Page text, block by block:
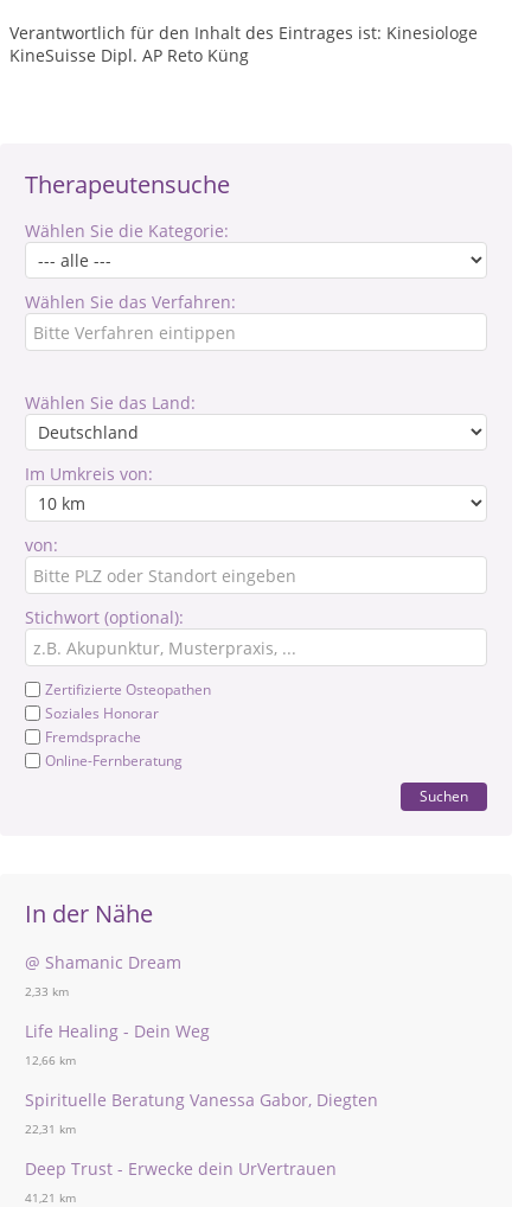
Therapeutensuche
Wählen Sie die Kategorie:
Wählen Sie das Verfahren:
Wählen Sie das Land:
Im Umkreis von:
von:
Stichwort (optional):
Zertifizierte Osteopathen
Soziales Honorar
Fremdsprache
Online-Fernberatung
Suchen
In der Nähe
@ Shamanic Dream
2,33 km
Life Healing - Dein Weg
12,66 km
Spirituelle Beratung Vanessa Gabor, Diegten
22,31 km
Deep Trust - Erwecke dein UrVertrauen
41,21 km
Verantwortlich für den Inhalt des Eintrages ist: Kinesiologe
KineSuisse Dipl. AP Reto Küng